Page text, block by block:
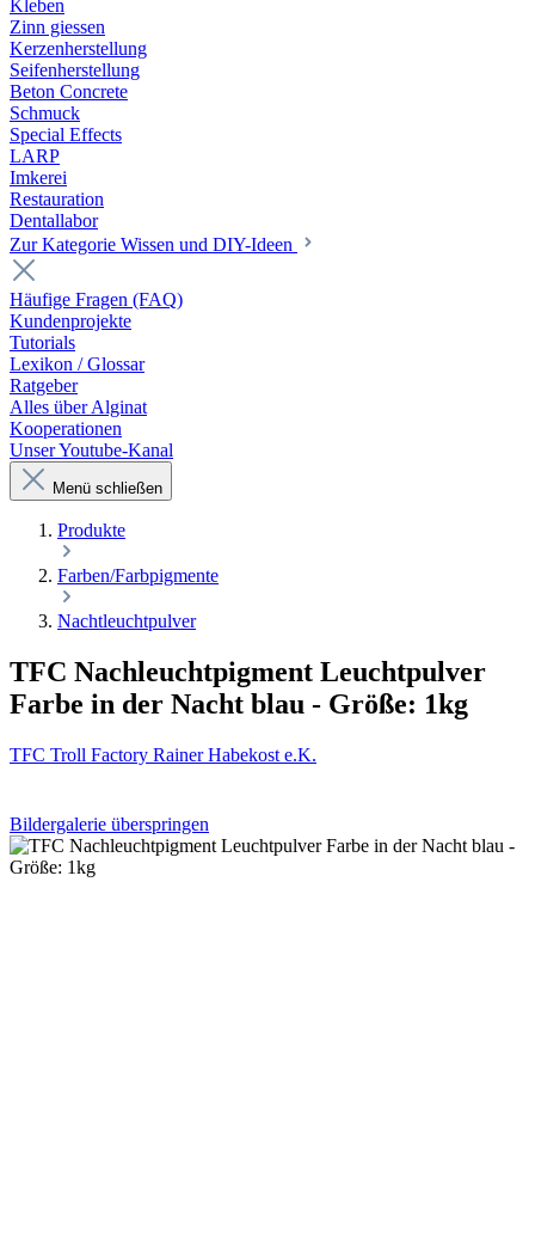
Kleben
Zinn giessen
Kerzenherstellung
Seifenherstellung
Beton Concrete
Schmuck
Special Effects
LARP
Imkerei
Restauration
Dentallabor
Zur Kategorie Wissen und DIY-Ideen
Häufige Fragen (FAQ)
Kundenprojekte
Tutorials
Lexikon / Glossar
Ratgeber
Alles über Alginat
Kooperationen
Unser Youtube-Kanal
Menü schließen
Produkte
Farben/Farbpigmente
Nachtleuchtpulver
TFC Nachleuchtpigment Leuchtpulver
Farbe in der Nacht blau - Größe: 1kg
TFC Troll Factory Rainer Habekost e.K.
Bildergalerie überspringen